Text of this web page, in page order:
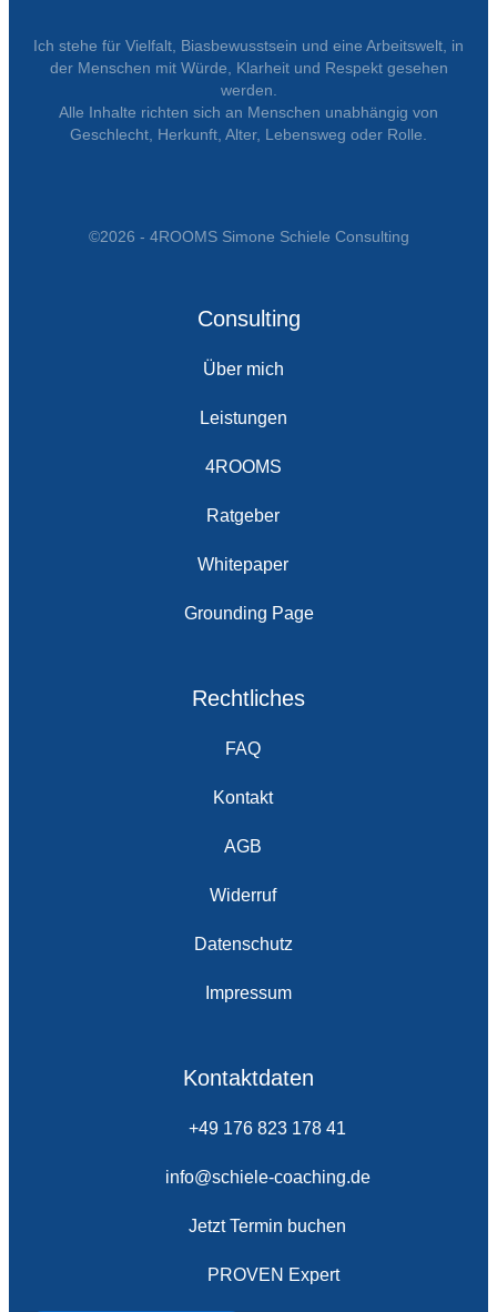
Ich stehe für Vielfalt, Biasbewusstsein und eine Arbeitswelt, in
der Menschen mit Würde, Klarheit und Respekt gesehen
werden.
Alle Inhalte richten sich an Menschen unabhängig von
Geschlecht, Herkunft, Alter, Lebensweg oder Rolle.
©2026 - 4ROOMS Simone Schiele Consulting
Consulting
Über mich
Leistungen
4ROOMS
Ratgeber
Whitepaper
Grounding Page
Rechtliches
FAQ
Kontakt
AGB
Widerruf
Datenschutz
Impressum
Kontaktdaten
+49 176 823 178 41
info@schiele-coaching.de
Jetzt Termin buchen
PROVEN Expert